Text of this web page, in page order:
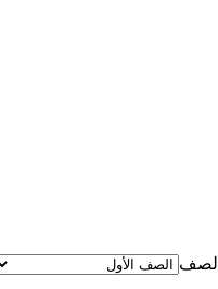
الصف